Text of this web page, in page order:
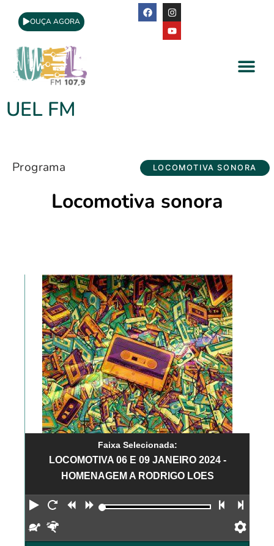
OUÇA AGORA
UEL FM
Programa LOCOMOTIVA SONORA
Locomotiva sonora
Faixa Selecionada:
LOCOMOTIVA 06 E 09 JANEIRO 2024 -
HOMENAGEM A RODRIGO LOES
Reproduzir
Reiniciar
Retroceder
Avançar Faixa
Devagar